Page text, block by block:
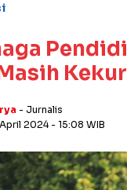
- Jurnalis
2024 - 15:08 WIB